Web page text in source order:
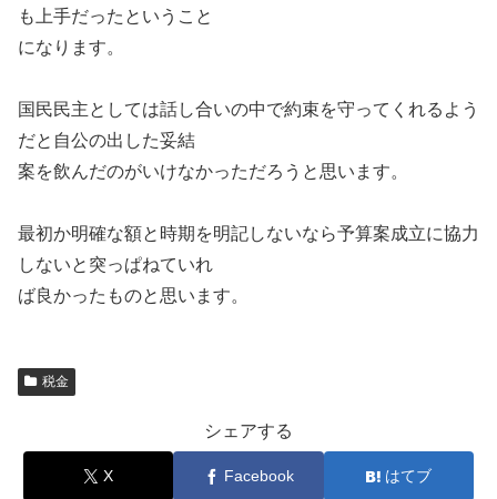
も上手だったということ
になります。
国民民主としては話し合いの中で約束を守ってくれるよう
だと自公の出した妥結
案を飲んだのがいけなかっただろうと思います。
最初か明確な額と時期を明記しないなら予算案成立に協力
しないと突っぱねていれ
ば良かったものと思います。
税金
シェアする
X Facebook はてブ